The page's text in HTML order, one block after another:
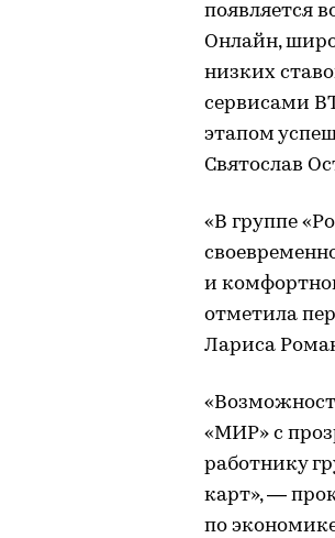
появляется
Онлайн,
низких
сервисами
этапом
Святослав
«В группе
и
отметила
Лариса
«МИР» с
работнику
карт», —
по